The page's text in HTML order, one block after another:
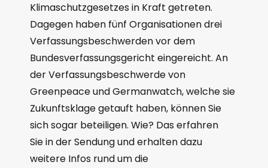
Klimaschutzgesetzes in Kraft getreten.
Dagegen haben fünf Organisationen drei
Verfassungsbeschwerden vor dem
Bundesverfassungsgericht eingereicht. An
der Verfassungsbeschwerde von
Greenpeace und Germanwatch, welche sie
Zukunftsklage getauft haben, können Sie
sich sogar beteiligen. Wie? Das erfahren
Sie in der Sendung und erhalten dazu
weitere Infos rund um die